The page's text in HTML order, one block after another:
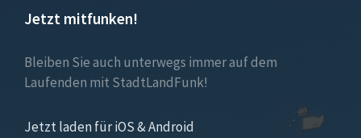
Jetzt mitfunken!
Bleiben Sie auch unterwegs immer auf dem
Laufenden mit StadtLandFunk!
Jetzt laden für iOS & Android